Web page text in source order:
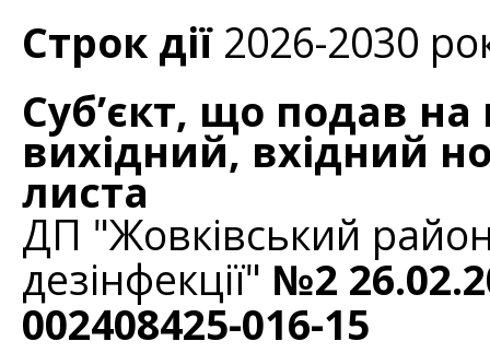
Строк дії2026-2030
Суб’єкт, що подав
вихідний, вхідний
листа
ДП "Жовківський
дезінфекції" №2
002408425-016-15